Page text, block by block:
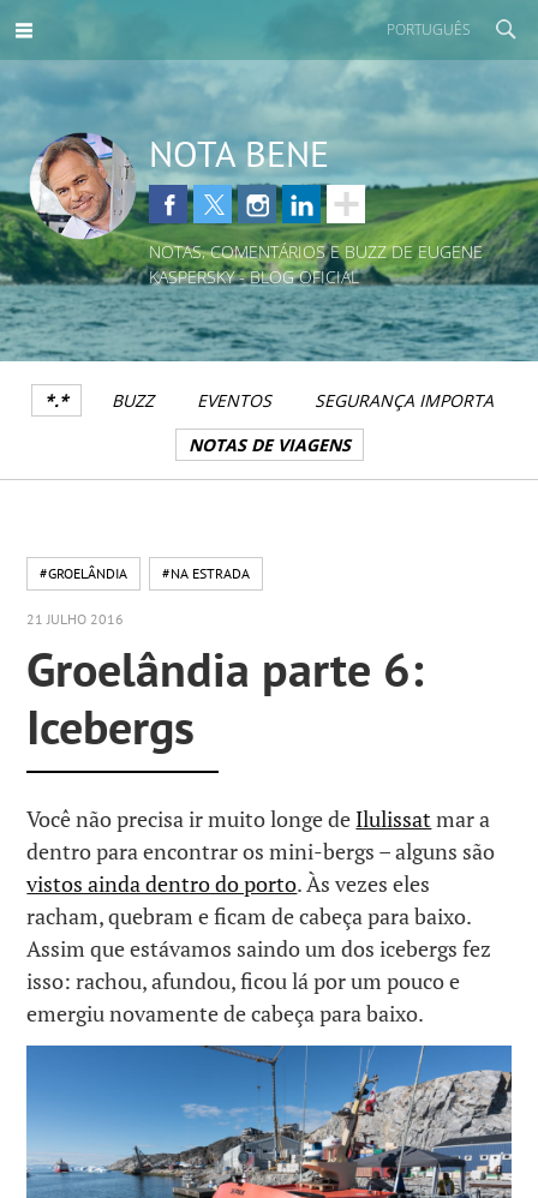
PORTUGUÊS
NOTA BENE
NOTAS, COMENTÁRIOS E BUZZ DE EUGENE
KASPERSKY - BLOG OFICIAL
*.* BUZZ EVENTOS
SEGURANÇA IMPORTA
NOTAS DE VIAGENS
#GROELÂNDIA #NA ESTRADA
21 JULHO 2016
Groelândia parte 6:
Icebergs
Você não precisa ir muito longe de Ilulissatmar a
dentro para encontrar os mini-bergs – alguns são
vistos ainda dentro do porto. Às vezes eles
racham, quebram e ficam de cabeça para baixo.
Assim que estávamos saindo um dos icebergs fez
isso: rachou, afundou, ficou lá por um pouco e
emergiu novamente de cabeça para baixo.